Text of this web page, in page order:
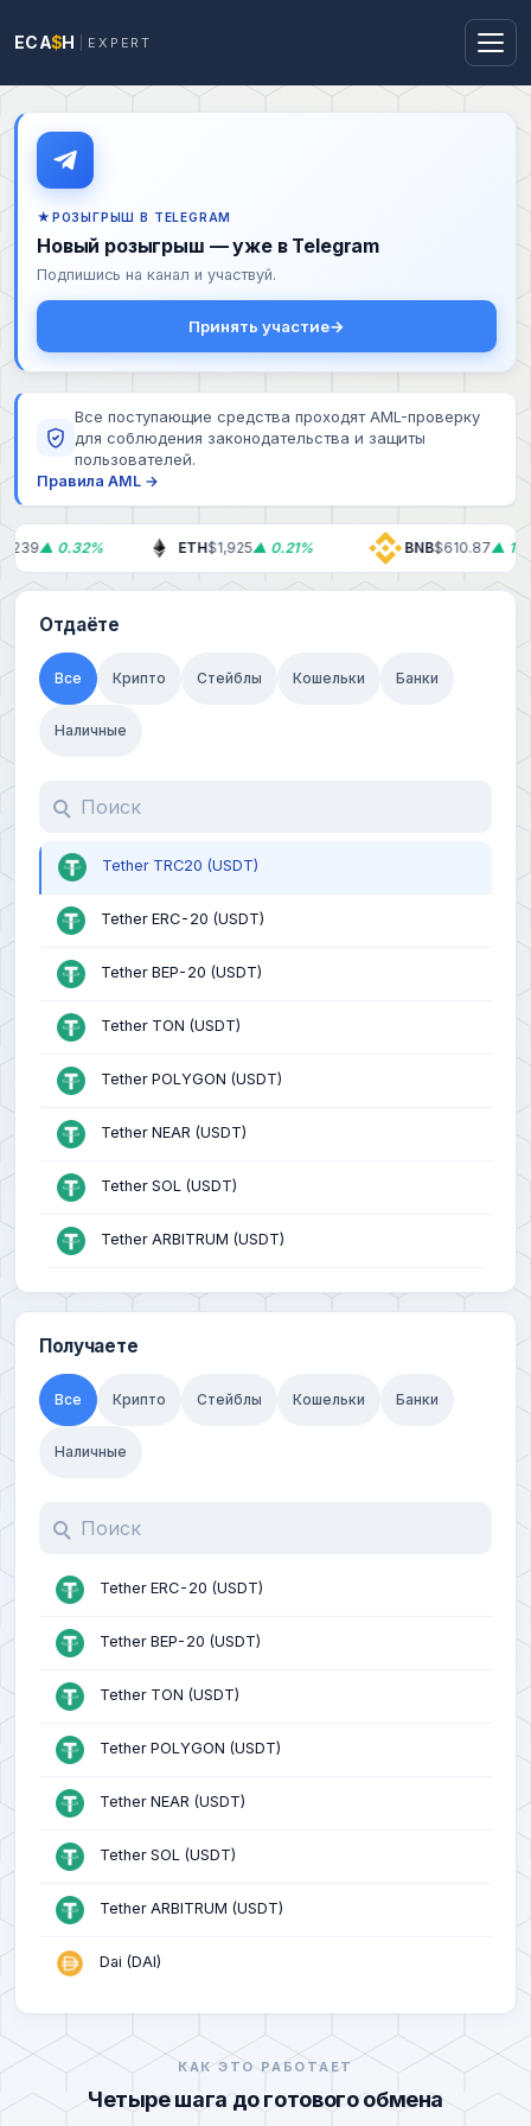
ECA$H EXPERT
РОЗЫГРЫШ В TELEGRAM
Новый розыгрыш — уже в Telegram
Подпишись на канал и участвуй.
Принять участие
Все поступающие средства проходят AML-проверку
для соблюдения законодательства и защиты
пользователей.
Правила AML →
▲ 0.32% ETH$1,925▲ 0.21% BNB$610.87▲ 1.97%
Отдаёте
Все Крипто Стейблы Кошельки Банки
Наличные
Tether TRC20 (USDT)
Tether ERC-20 (USDT)
Tether BEP-20 (USDT)
Tether TON (USDT)
Tether POLYGON (USDT)
Tether NEAR (USDT)
Tether SOL (USDT)
Tether ARBITRUM (USDT)
Dai (DAI)
USDCoin (ERC20)
USDCoin (BEP20)
USDCoin (POLYGON)
Izibank (UAH)
ПУМБ (UAH)
Получаете
Все Крипто Стейблы Кошельки Банки
Наличные
Tether ERC-20 (USDT)
Tether BEP-20 (USDT)
Tether TON (USDT)
Tether POLYGON (USDT)
Tether NEAR (USDT)
Tether SOL (USDT)
Tether ARBITRUM (USDT)
Dai (DAI)
USDCoin (ERC20)
USDCoin (BEP20)КАК ЭТО РАБОТАЕТ
Четыре шага до готового обмена